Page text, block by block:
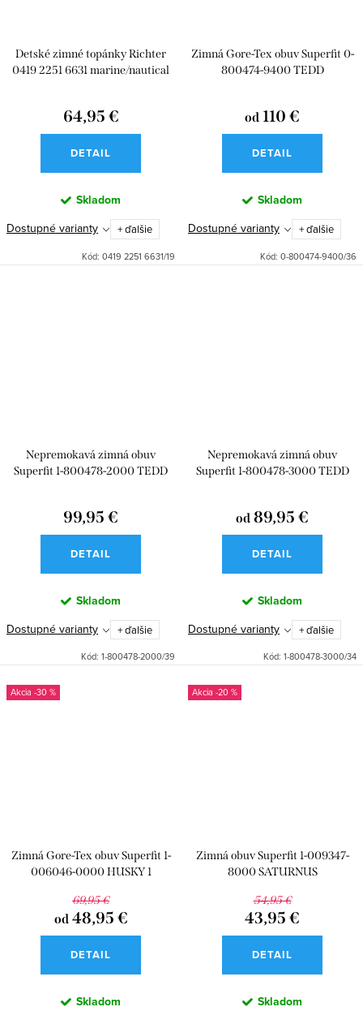
Detské zimné topánky Richter
0419 2251 6631 marine/nautical
64,95 €
DETAIL
Skladom
Dostupné varianty + ďalšie
Kód: 0419 2251 6631/19
Zimná Gore-Tex obuv Superfit 0-
800474-9400 TEDD
od 110 €
DETAIL
Skladom
Dostupné varianty + ďalšie
Kód: 0-800474-9400/36
Nepremokavá zimná obuv
Superfit 1-800478-2000 TEDD
99,95 €
DETAIL
Skladom
Dostupné varianty + ďalšie
Kód: 1-800478-2000/39
Nepremokavá zimná obuv
Superfit 1-800478-3000 TEDD
od 89,95 €
DETAIL
Skladom
Dostupné varianty + ďalšie
Kód: 1-800478-3000/34
-30 %
Zimná Gore-Tex obuv Superfit 1-
006046-0000 HUSKY 1
69,95 €
od 48,95 €
DETAIL
Skladom
-20 %
Zimná obuv Superfit 1-009347-
8000 SATURNUS
54,95 €
43,95 €
DETAIL
Skladom